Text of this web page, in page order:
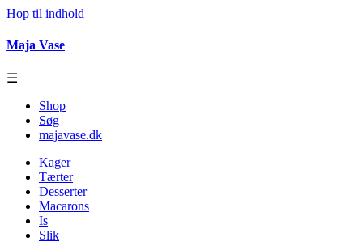
Hop til indhold
Maja Vase
☰
Shop
Søg
majavase.dk
Kager
Tærter
Desserter
Macarons
Is
Slik